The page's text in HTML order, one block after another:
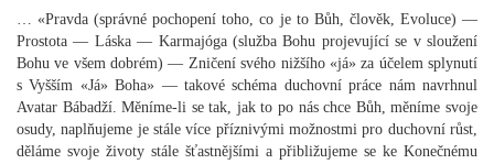
… «Pravda (správné pochopení toho, co je to Bůh, člověk, Evoluce) —
Prostota — Láska — Karmajóga (služba Bohu projevující se v sloužení
Bohu ve všem dobrém) — Zničení svého nižšího «já» za účelem splynutí
s Vyšším «Já» Boha» — takové schéma duchovní práce nám navrhnul
Avatar Bábadží. Měníme-li se tak, jak to po nás chce Bůh, měníme svoje
osudy, naplňujeme je stále více příznivými možnostmi pro duchovní růst,
děláme svoje životy stále šťastnějšími a přibližujeme se ke Konečnému